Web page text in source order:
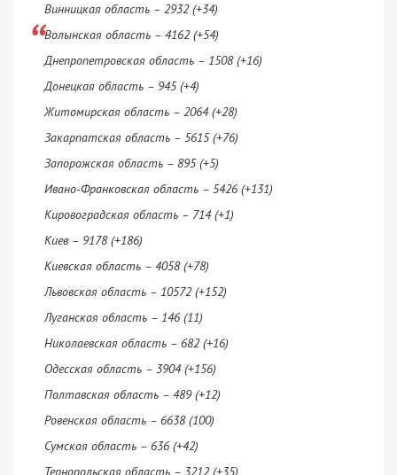
Винницкая область – 2932 (+34)
Волынская область – 4162 (+54)
Днепропетровская область – 1508 (+16)
Донецкая область – 945 (+4)
Житомирская область – 2064 (+28)
Закарпатская область – 5615 (+76)
Запорожская область – 895 (+5)
Ивано-Франковская область – 5426 (+131)
Кировоградская область – 714 (+1)
Киев – 9178 (+186)
Киевская область – 4058 (+78)
Львовская область – 10572 (+152)
Луганская область – 146 (11)
Николаевская область – 682 (+16)
Одесская область – 3904 (+156)
Полтавская область – 489 (+12)
Ровенская область – 6638 (100)
Сумская область – 636 (+42)
Тернопольская область – 3212 (+35)